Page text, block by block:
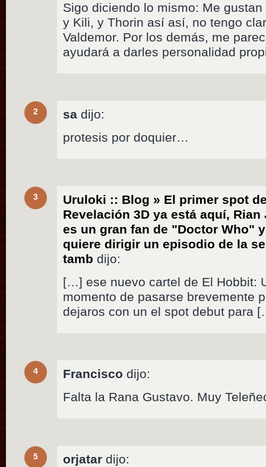
Sigo diciendo lo mismo: Me
y Kili, y Thorin así así, no tengo
Valdemor. Por los demás, me
ayudará a darles personalidad
2 sa dijo:
protesis por doquier…
3
Uruloki :: Blog » El primer spot
Revelación 3D ya está aquí,
es un gran fan de "Doctor Who"
quiere dirigir un episodio de la
tamb dijo:
[…] ese nuevo cartel de El Hobbit:
momento de pasarse brevemente
dejaros con un el spot debut para
4 Francisco dijo:
Falta la Rana Gustavo. Muy
5 orjatar dijo: